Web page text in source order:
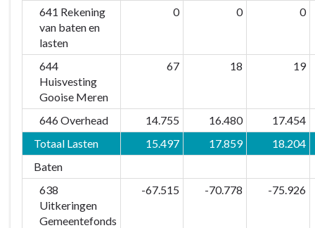
641 Rekening
van baten en
lasten
0 0 0
644
Huisvesting
Gooise Meren
67 18 19
646 Overhead 14.755 16.480
17.454
Totaal Lasten
15.497 17.859
18.204
Baten
638
Uitkeringen
Gemeentefonds
-67.515 -70.778 -75.926